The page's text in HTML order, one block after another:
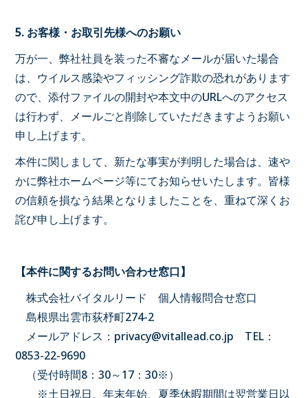
5. お客様・お取引先様へのお願い
万が一、弊社社員を装った不審なメールが届いた場合
は、ウイルス感染やフィッシング詐欺の恐れがあります
ので、添付ファイルの開封や本文中のURLへのアクセス
は行わず、メールごと削除していただきますようお願い
申し上げます。
本件に関しまして、新たな事実が判明した場合は、速や
かに弊社ホームページ等にてお知らせいたします。皆様
の信頼を損なう結果となりましたことを、重ねて深くお
詫び申し上げます。
【本件に関するお問い合わせ窓口】
株式会社バイタルリード 個人情報問合せ窓口
島根県出雲市荻杼町274-2
メールアドレス：privacy@vitallead.co.jp TEL：
0853-22-9690
（受付時間8：30～17：30※）
※土日祝日、年末年始、夏季休暇期間は翌営業日以